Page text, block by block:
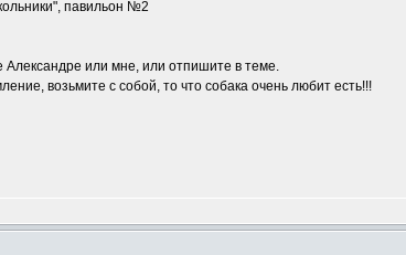
павильон №2
Александре или мне, или отпишите в теме.
возьмите с собой, то что собака очень любит есть!!!